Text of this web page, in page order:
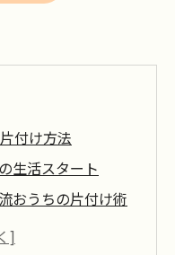
付け方法
生活スタート
おうちの片付け術
を快適に整えるコ